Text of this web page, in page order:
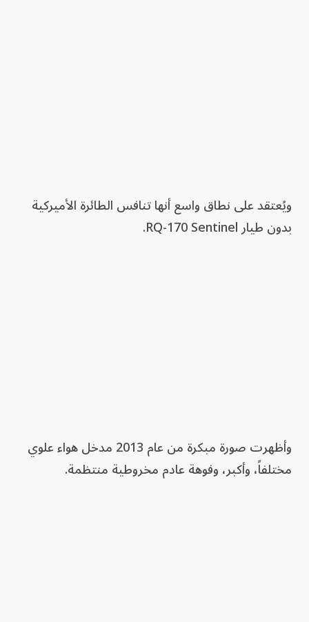
ويُعتقد على نطاق واسع أنها تنافس الطائرة الأميركية
بدون طيار RQ-170 Sentinel.
وأظهرت صورة مبكرة من عام 2013 مدخل هواء علوي
مختلفاً، وأكبر، وفوهة عادم مخروطية منتظمة.